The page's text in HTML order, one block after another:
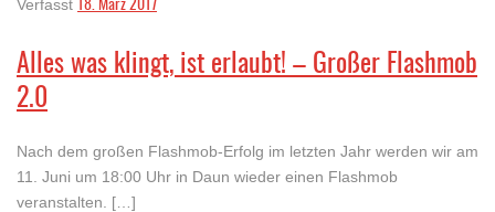
Verfasst
Alles was klingt, ist erlaubt! – Großer Flashmob
2.0
Nach dem großen Flashmob-Erfolg im letzten Jahr werden wir am
11. Juni um 18:00 Uhr in Daun wieder einen Flashmob
veranstalten. […]